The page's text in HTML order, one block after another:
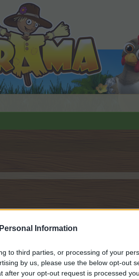
Information
to third parties, or processing of your
by us, please use the below opt-out
after your opt-out request is processed
Themen starten möchtest,
uns auf Deinen nächsten